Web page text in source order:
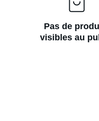
Pas de
visibles au